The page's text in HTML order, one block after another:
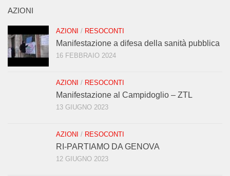
AZIONI
AZIONI / RESOCONTI
Manifestazione a difesa della sanità pubblica
16 FEBBRAIO 2024
AZIONI / RESOCONTI
Manifestazione al Campidoglio – ZTL
13 GIUGNO 2023
AZIONI / RESOCONTI
RI-PARTIAMO DA GENOVA
12 GIUGNO 2023